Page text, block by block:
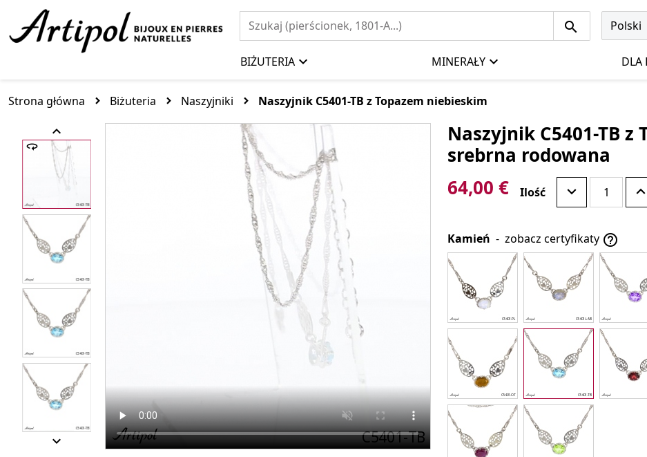
Polski
BIŻUTERIA MINERAŁY DLA
Strona główna Biżuteria Naszyjniki Naszyjnik C5401-TB z Topazem niebieskim


Naszyjnik C5401-TB
srebrna rodowana
64,00 €
Ilość
Kamień - zobacz certyfikaty 